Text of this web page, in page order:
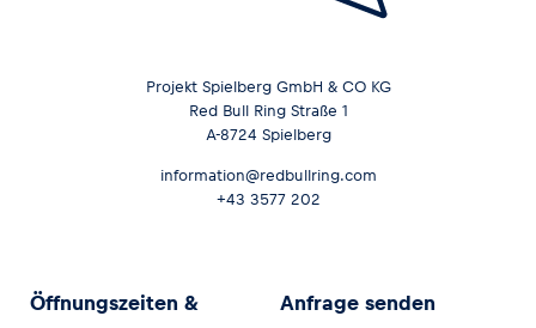
Projekt Spielberg GmbH & CO KG
Red Bull Ring Straße 1
A-8724 Spielberg
information@redbullring.com
+43 3577 202
Öffnungszeiten &
Anfrage senden